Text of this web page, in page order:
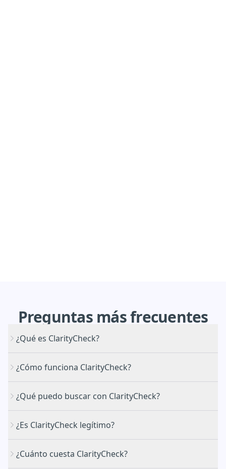
Preguntas másfrecuentes
¿Qué es ClarityCheck?
¿Cómo funciona ClarityCheck?
¿Qué puedo buscar con ClarityCheck?
¿Es ClarityCheck legítimo?
¿Cuánto cuesta ClarityCheck?